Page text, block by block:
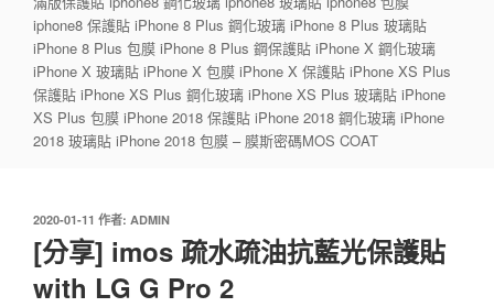
iphone8 保護貼 iPhone 8 Plus 鋼化玻璃 iPhone 8 Plus 玻璃貼
iPhone 8 Plus 包膜 iPhone 8 Plus 鋼保護貼 iPhone X 鋼化玻璃
iPhone X 玻璃貼 iPhone X 包膜 iPhone X 保護貼 iPhone XS Plus
保護貼 iPhone XS Plus 鋼化玻璃 iPhone XS Plus 玻璃貼 iPhone
XS Plus 包膜 iPhone 2018 保護貼 iPhone 2018 鋼化玻璃 iPhone
2018 玻璃貼 iPhone 2018 包膜 – 膜斯密碼MOS COAT
發
2020-01-11 作者: ADMIN
[分享] imos 疏水疏油抗藍光保護貼
with LG G Pro 2